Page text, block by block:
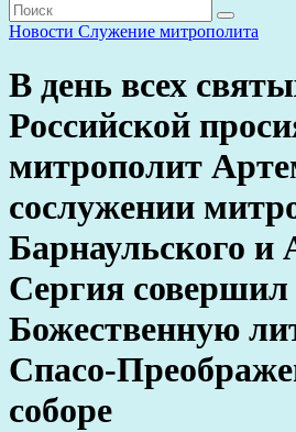
Новости Служение митрополита
В день всех
Российской
митрополит
сослужении
Барнаульского и
Сергия совершил
Божественную
Спасо-
соборе